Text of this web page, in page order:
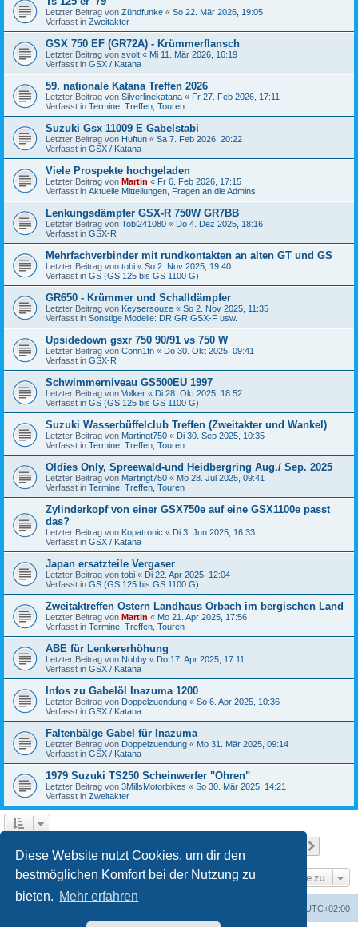
Diese Website nutzt Cookies, um dir den
bestmöglichen Komfort bei der Nutzung zu
bieten. Mehr erfahren
Letzter Beitrag von Zündfunke « So 22. Mär 2026, 19:05
Verfasst in Zweitakter
GSX 750 EF (GR72A) - Krümmerflansch
Letzter Beitrag von svolt « Mi 11. Mär 2026, 16:19
Verfasst in GSX / Katana
59. nationale Katana Treffen 2026
Letzter Beitrag von Silverlinekatana « Fr 27. Feb 2026, 17:11
Verfasst in Termine, Treffen, Touren
Suzuki Gsx 11009 E Gabelstabi
Letzter Beitrag von Huftun « Sa 7. Feb 2026, 20:22
Verfasst in GSX / Katana
Viele Prospekte hochgeladen
Letzter Beitrag von Martin « Fr 6. Feb 2026, 17:15
Verfasst in Aktuelle Mitteilungen, Fragen an die Admins
Lenkungsdämpfer GSX-R 750W GR7BB
Letzter Beitrag von Tobi241080 « Do 4. Dez 2025, 18:16
Verfasst in GSX-R
Mehrfachverbinder mit rundkontakten an alten GT und GS
Letzter Beitrag von tobi « So 2. Nov 2025, 19:40
Verfasst in GS (GS 125 bis GS 1100 G)
GR650 - Krümmer und Schalldämpfer
Letzter Beitrag von Keysersouze « So 2. Nov 2025, 11:35
Verfasst in Sonstige Modelle: DR GR GSX-F usw.
Upsidedown gsxr 750 90/91 vs 750 W
Letzter Beitrag von Conn1fn « Do 30. Okt 2025, 09:41
Verfasst in GSX-R
Schwimmerniveau GS500EU 1997
Letzter Beitrag von Volker « Di 28. Okt 2025, 18:52
Verfasst in GS (GS 125 bis GS 1100 G)
Suzuki Wasserbüffelclub Treffen (Zweitakter und Wankel)
Letzter Beitrag von Martingt750 « Di 30. Sep 2025, 10:35
Verfasst in Termine, Treffen, Touren
Oldies Only, Spreewald-und Heidbergring Aug./ Sep. 2025
Letzter Beitrag von Martingt750 « Mo 28. Jul 2025, 09:41
Verfasst in Termine, Treffen, Touren
Zylinderkopf von einer GSX750e auf eine GSX1100e passt
das?
Letzter Beitrag von Kopatronic « Di 3. Jun 2025, 16:33
Verfasst in GSX / Katana
Japan ersatzteile Vergaser
Letzter Beitrag von tobi « Di 22. Apr 2025, 12:04
Verfasst in GS (GS 125 bis GS 1100 G)
Zweitaktreffen Ostern Landhaus Orbach im bergischen Land
Letzter Beitrag von Martin « Mo 21. Apr 2025, 17:56
Verfasst in Termine, Treffen, Touren
ABE für Lenkererhöhung
Letzter Beitrag von Nobby « Do 17. Apr 2025, 17:11
Verfasst in GSX / Katana
Infos zu Gabelöl Inazuma 1200
Letzter Beitrag von Doppelzuendung « So 6. Apr 2025, 10:36
Verfasst in GSX / Katana
Faltenbälge Gabel für Inazuma
Letzter Beitrag von Doppelzuendung « Mo 31. Mär 2025, 09:14
Verfasst in GSX / Katana
1979 Suzuki TS250 Scheinwerfer "Ohren"
Letzter Beitrag von 3MillsMotorbikes « So 30. Mär 2025, 14:21
Verfasst in Zweitakter
Gehe zu
UTC+02:00